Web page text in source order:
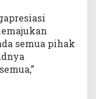
semua pihak